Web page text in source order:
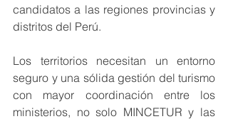
candidatos a las regiones provincias y
distritos del Perú.
Los territorios necesitan un entorno
seguro y una sólida gestión del turismo
con mayor coordinación entre los
ministerios, no solo MINCETUR y las